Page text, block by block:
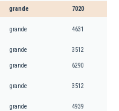
grande 7020
grande 4631
grande 3512
grande 6290
grande 3512
grande 4939